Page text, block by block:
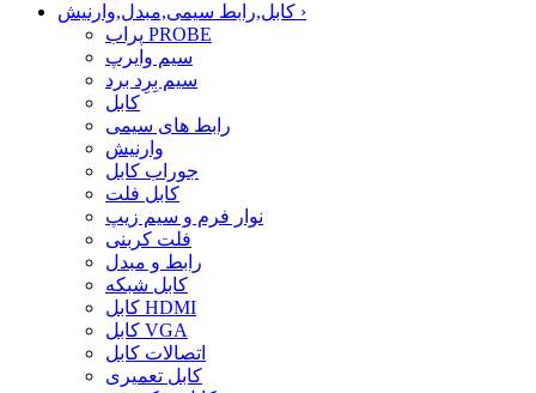
›
پراب PROBE
سیم وایرپ
سیم بِرِد برد
کابل
رابط های سیمی
وارنیش
جوراب کابل
کابل فلت
نوار فرم و سیم زیپ
فلت کربنی
رابط و مبدل
کابل شبکه
کابل HDMI
کابل VGA
اتصالات کابل
کابل تعمیری